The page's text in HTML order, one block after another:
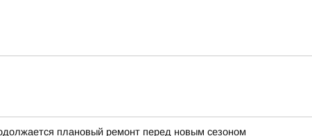
плановый ремонт перед новым сезоном